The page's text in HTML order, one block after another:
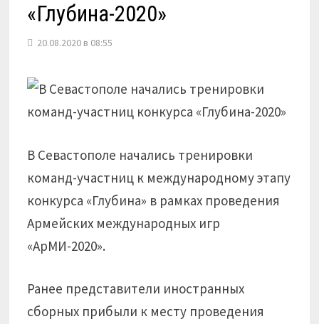
«Глубина-2020»
20.08.2020 в 08:55
В Севастополе начались тренировки
команд-участниц к международному этапу
конкурса «Глубина» в рамках проведения
Армейских международных игр
«АрМИ-2020».
Ранее представители иностранных
сборных прибыли к месту проведения